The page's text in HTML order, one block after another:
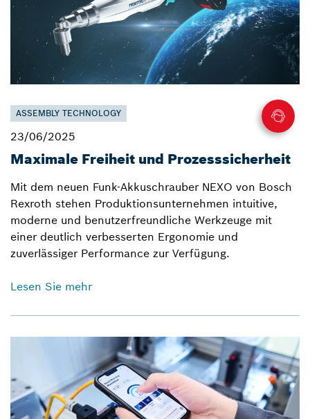
ASSEMBLY TECHNOLOGY
23/06/2025
Maximale Freiheit und Prozesssicherheit
Mit dem neuen Funk-Akkuschrauber NEXO von Bosch
Rexroth stehen Produktionsunternehmen intuitive,
moderne und benutzerfreundliche Werkzeuge mit
einer deutlich verbesserten Ergonomie und
zuverlässiger Performance zur Verfügung.
Lesen Sie mehr